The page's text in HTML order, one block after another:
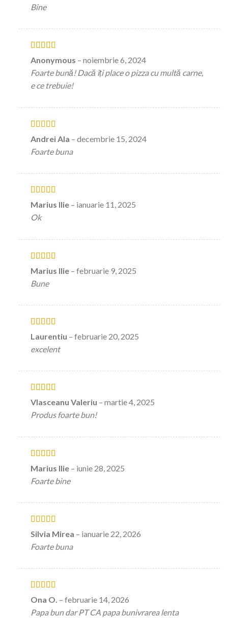
Bine
Evaluat la5
stele din 5
Anonymous – noiembrie 6, 2024
Foarte bună! Dacă îți place o pizza cu multă carne,
e ce trebuie!
Evaluat la5
stele din 5
Andrei Ala – decembrie 15, 2024
Foarte buna
Evaluat la5
stele din 5
Marius Ilie – ianuarie 11, 2025
Ok
Evaluat la5
stele din 5
Marius Ilie – februarie 9, 2025
Bune
Evaluat la5
stele din 5
Laurentiu – februarie 20, 2025
excelent
Evaluat la5
stele din 5
Vlasceanu Valeriu – martie 4, 2025
Produs foarte bun!
Evaluat la5
stele din 5
Marius Ilie – iunie 28, 2025
Foarte bine
Evaluat la5
stele din 5
Silvia Mirea – ianuarie 22, 2026
Foarte buna
Evaluat la 5
stele din 5
Ona O. – februarie 14, 2026
Papa bun dar PT CA papa bunivrarea lenta